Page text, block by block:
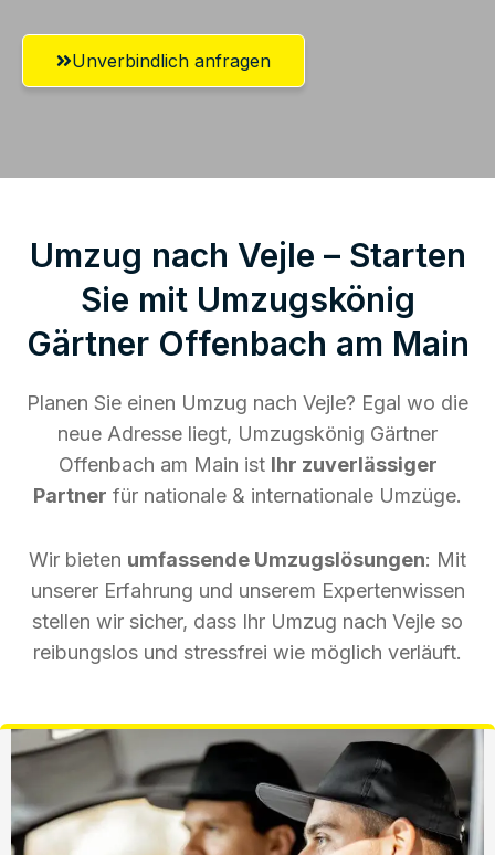
Unverbindlich anfragen
Umzug nach Vejle – Starten
Sie mit Umzugskönig
Gärtner Offenbach am Main
Planen Sie einen Umzug nach Vejle? Egal wo die
neue Adresse liegt, Umzugskönig Gärtner
Offenbach am Main ist Ihr zuverlässiger
Partner für nationale & internationale Umzüge.
Wir bieten umfassende Umzugslösungen: Mit
unserer Erfahrung und unserem Expertenwissen
stellen wir sicher, dass Ihr Umzug nach Vejle so
reibungslos und stressfrei wie möglich verläuft.